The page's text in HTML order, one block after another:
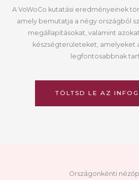
A VoWoCo kutatási eredményeinek
amely bemutatja a négy országból
megállapításokat, valamint
készségterületeket, amelyeket
legfontosabbnak
TÖLTSD LE AZ
Országonkénti